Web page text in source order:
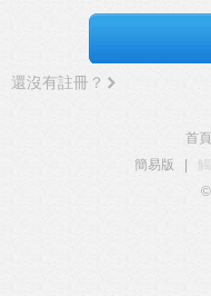
還沒有註冊？
首頁
簡易版
©